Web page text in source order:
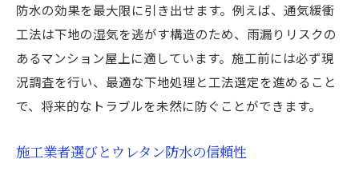
防水の効果を最大限に引き出せます。例えば、通気緩衝
工法は下地の湿気を逃がす構造のため、雨漏りリスクの
あるマンション屋上に適しています。施工前には必ず現
況調査を行い、最適な下地処理と工法選定を進めること
で、将来的なトラブルを未然に防ぐことができます。
施工業者選びとウレタン防水の信頼性